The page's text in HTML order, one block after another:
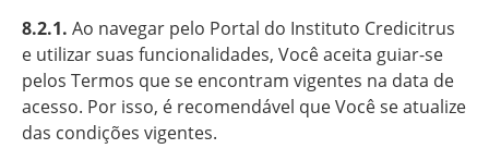
8.2.1. Ao navegar pelo Portal do Instituto Credicitrus
e utilizar suas funcionalidades, Você aceita guiar-se
pelos Termos que se encontram vigentes na data de
acesso. Por isso, é recomendável que Você se atualize
das condições vigentes.